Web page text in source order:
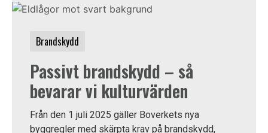
Brandskydd
Passivt brandskydd – så
bevarar vi kulturvärden
Från den 1 juli 2025 gäller Boverkets nya
byggregler med skärpta krav på brandskydd,